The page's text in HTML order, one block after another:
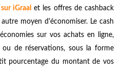
iGraal et les offres de cashback
moyen d'économiser. Le cash
sur vos achats en ligne,
de réservations, sous la forme
pourcentage du montant de vos